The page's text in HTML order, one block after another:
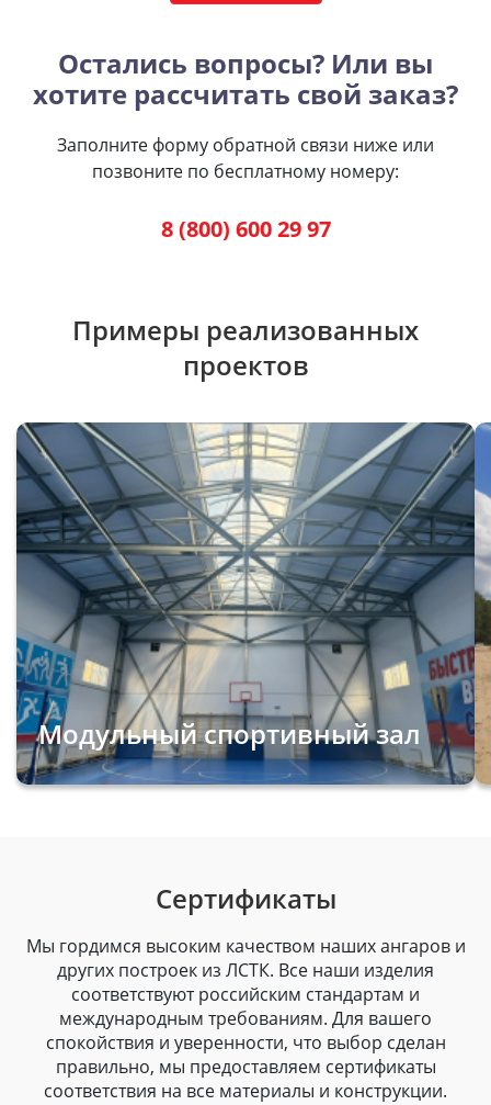
Остались вопросы? Или вы
хотите рассчитать свой заказ?
Заполните форму обратной связи ниже или
позвоните по бесплатному номеру:
8 (800) 600 29 97
Примеры реализованных
проектов
Модульный спортивный зал
Сертификаты
Мы гордимся высоким качеством наших ангаров и
других построек из ЛСТК. Все наши изделия
соответствуют российским стандартам и
международным требованиям. Для вашего
спокойствия и уверенности, что выбор сделан
правильно, мы предоставляем сертификаты
соответствия на все материалы и конструкции.